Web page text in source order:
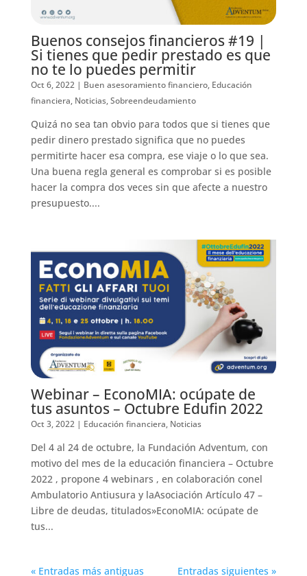
Buenos consejos financieros #19 |
Si tienes que pedir prestado es que
no te lo puedes permitir
Oct 6, 2022| Buen asesoramiento financiero, Educación
financiera, Noticias,Sobreendeudamiento
Quizá no sea tan obvio para todos que si tienes que
pedir dinero prestado significa que no puedes
permitirte hacer esa compra, ese viaje o lo que sea.
Una buena regla general es comprobar si es posible
hacer la compra dos veces sin que afecte a nuestro
presupuesto....
Webinar – EconoMIA: ocúpate de
tus asuntos – Octubre Edufin 2022
Oct 3, 2022| Educación financiera, Noticias
Del 4 al 24 de octubre, la Fundación Adventum, con
motivo del mes de la educación financiera – Octubre
2022 , propone 4 webinars , en colaboración conel
Ambulatorio Antiusura y laAsociación Artículo 47 –
Libre de deudas, titulados»EconoMIA: ocúpate de
tus...
« Entradas más antiguas Entradas siguientes »